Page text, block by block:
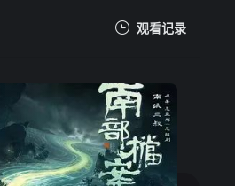
观看记录